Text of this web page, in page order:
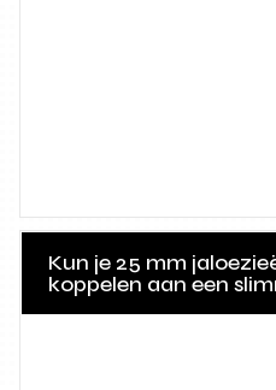
Kun je 25 mm
koppelen aan een